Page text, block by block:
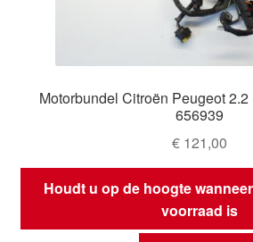
Motorbundel Citroën Peugeot
656939
€ 121,00
Houdt u op de hoogte
voorraad is